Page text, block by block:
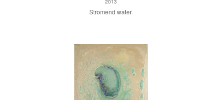
2013
Stromend water.